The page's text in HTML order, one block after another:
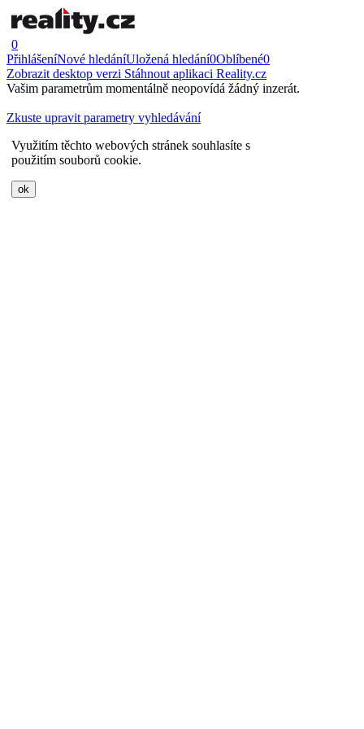
0
PřihlášeníNové hledáníUložená hledání0Oblíbené0
Zobrazit desktop verzi Stáhnout aplikaci Reality.cz
Vašim parametrům momentálně neopovídá žádný inzerát.
Zkuste upravit parametry vyhledávání
Využitím těchto webových stránek souhlasíte s
použitím souborů cookie.
ok